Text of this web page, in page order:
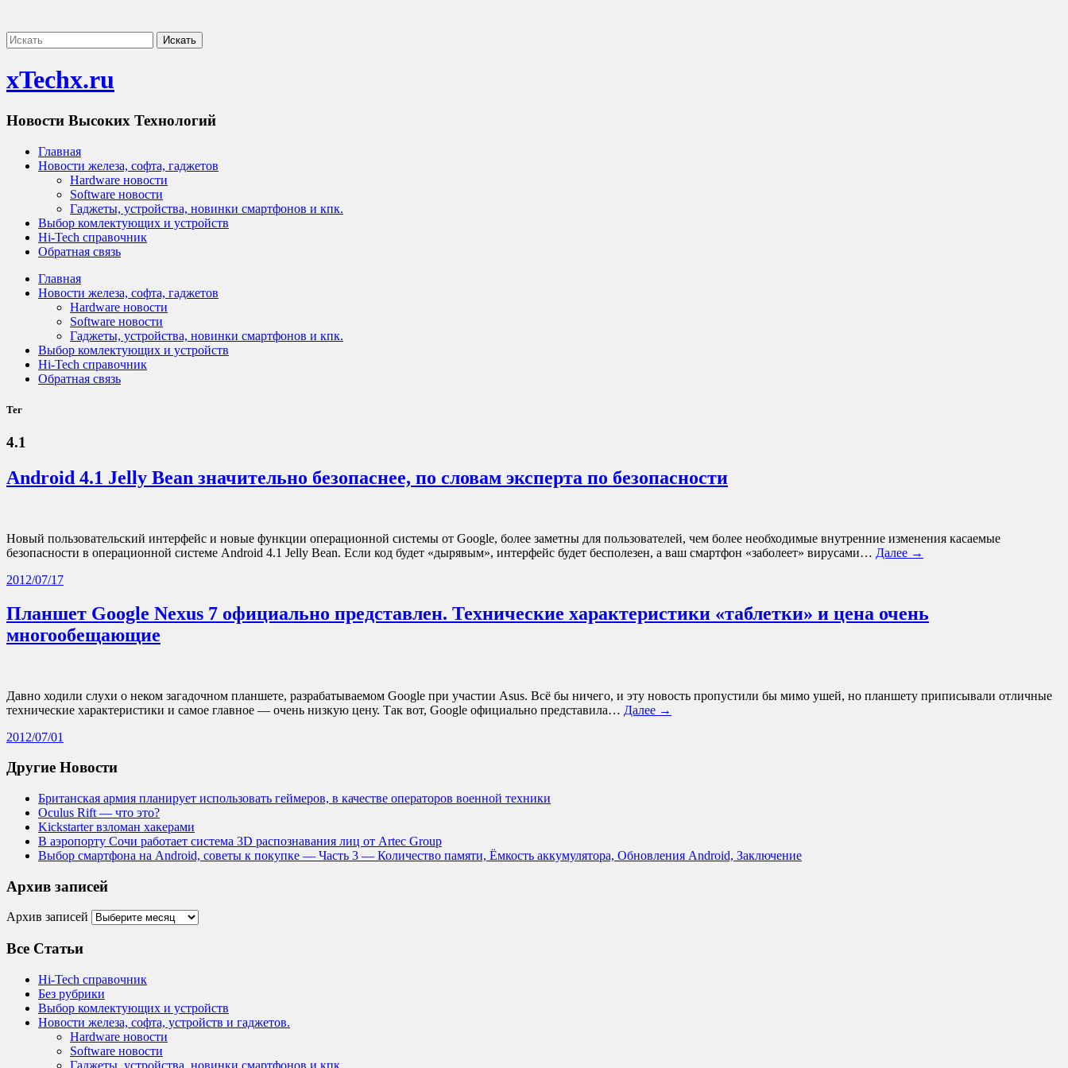
xTechx.ru
Новости Высоких Технологий
Главная
Новости железа, софта, гаджетов
Hardware новости
Software новости
Гаджеты, устройства, новинки смартфонов и кпк.
Выбор комлектующих и устройств
Hi-Tech справочник
Обратная связь
Главная
Новости железа, софта, гаджетов
Hardware новости
Software новости
Гаджеты, устройства, новинки смартфонов и кпк.
Выбор комлектующих и устройств
Hi-Tech справочник
Обратная связь
Тег
4.1
Android 4.1 Jelly Bean значительно безопаснее, по словам эксперта по безопасности
Новый пользовательский интерфейс и новые функции операционной системы от Google, более заметны для пользователей, чем более необходимые внутренние изменения касаемые
безопасности в операционной системе Android 4.1 Jelly Bean. Если код будет «дырявым», интерфейс будет бесполезен, а ваш смартфон «заболеет» вирусами… Далее →
2012/07/17
Планшет Google Nexus 7 официально представлен. Технические характеристики «таблетки» и цена очень
многообещающие
Давно ходили слухи о неком загадочном планшете, разрабатываемом Google при участии Asus. Всё бы ничего, и эту новость пропустили бы мимо ушей, но планшету приписывали отличные
технические характеристики и самое главное — очень низкую цену. Так вот, Google официально представила… Далее →
2012/07/01
Другие Новости
Британская армия планирует использовать геймеров, в качестве операторов военной техники
Oculus Rift — что это?
Kickstarter взломан хакерами
В аэропорту Сочи работает система 3D распознавания лиц от Artec Group
Выбор смартфона на Android, советы к покупке — Часть 3 — Количество памяти, Ёмкость аккумулятора, Обновления Android, Заключение
Архив записей
Архив записей
Все Статьи
Hi-Tech справочник
Без рубрики
Выбор комлектующих и устройств
Новости железа, софта, устройств и гаджетов.
Hardware новости
Software новости
Гаджеты, устройства, новинки смартфонов и кпк.